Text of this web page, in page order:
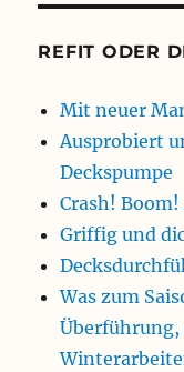
REFIT ODER
Mit neuer
Ausprobiert
Deckspumpe
Crash! Boom!
Griffig und
Was zum